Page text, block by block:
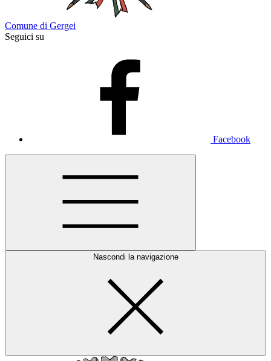
Comune di Gergei
Seguici su
Facebook
Nascondi la navigazione